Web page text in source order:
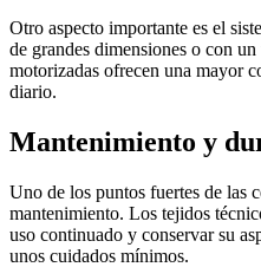
Otro aspecto importante es el
de grandes dimensiones o con
motorizadas ofrecen una mayor
diario.
Mantenimiento y
Uno de los puntos fuertes de las
mantenimiento. Los tejidos
uso continuado y conservar su
unos cuidados mínimos.